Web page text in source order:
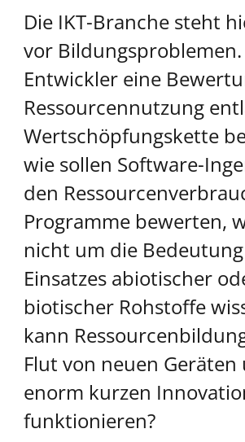
Die IKT-Branche steht
vor Bildungsproblemen.
Entwickler eine
Ressourcennutzung
Wertschöpfungskette
wie sollen Software-
den
Programme bewerten,
nicht um die
Einsatzes abiotischer
biotischer Rohstoffe
kann
Flut von neuen Geräten
enorm kurzen
funktionieren?